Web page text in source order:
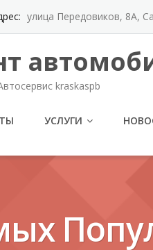
улица Передовиков, 8А,
kraskaspb
УСЛУГИ